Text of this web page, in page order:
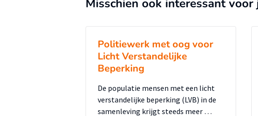
met mensen met een LVB. Hiervoor
Daarna wordt meer algemene kennis
bejegenen van mensen met een LVB.
aantal specifieke momenten in het werk
aanpassing aan een mogelijk aanwezige
Misschien ook interessant voor
Politiewerk met oog voor
Licht Verstandelijke
Beperking
De populatie mensen met een licht
verstandelijke beperking (LVB) in de
samenleving krijgt steeds meer …